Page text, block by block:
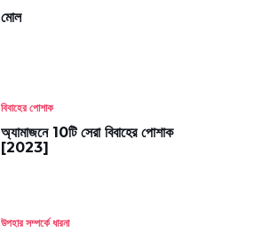
মোল
বিবাহের পোশাক
অ্যামাজনে 10টি সেরা বিবাহের পোশাক
[2023]
উপহার সম্পর্কে ধারনা